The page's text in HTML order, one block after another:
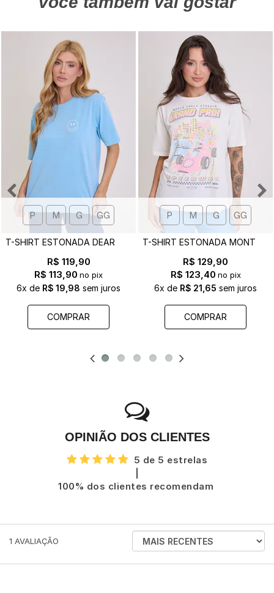
P M G GG
R$ 119,90
R$ 113,90 no pix
6x de R$ 19,98 sem juros
COMPRAR
P M G GG
R$ 129,90
R$ 123,40 no pix
6x de R$ 21,65 sem juros
COMPRAR
OPINIÃO DOS CLIENTES
5 de 5 estrelas
100% dos clientes recomendam
1 AVALIAÇÃO
ORDENAR
AVALIAÇÕES